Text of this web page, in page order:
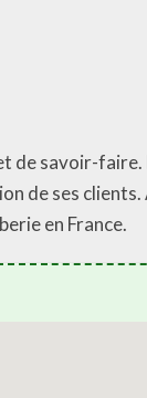
savoir-faire.
de ses clients.
en France.